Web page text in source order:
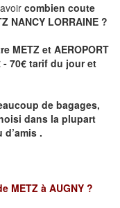
combien coute
NANCY LORRAINE ?
METZ et AEROPORT
- 70€ tarif du jour et
de bagages,
dans la plupart
.
METZ à AUGNY ?